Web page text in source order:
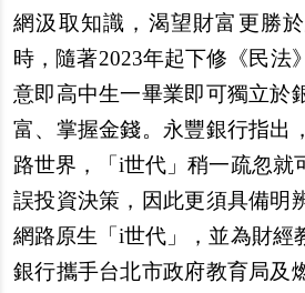
網汲取知識，渴望財富更勝
時，隨著2023年起下修《民法
意即高中生一畢業即可獨立於
富、掌握金錢。永豐銀行指出
路世界，「i世代」稍一疏忽就
誤投資決策，因此更須具備明
網路原生「i世代」，並為財經
銀行攜手台北市政府教育局及